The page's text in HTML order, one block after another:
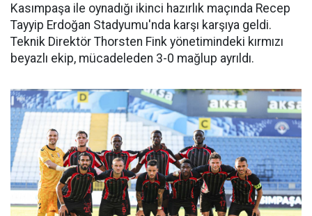
Kasımpaşa ile oynadığı ikinci hazırlık maçında Recep
Tayyip Erdoğan Stadyumu'nda karşı karşıya geldi.
Teknik Direktör Thorsten Fink yönetimindeki kırmızı
beyazlı ekip, mücadeleden 3-0 mağlup ayrıldı.